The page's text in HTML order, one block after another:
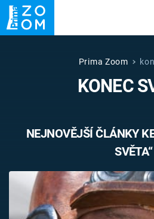
UFO
VETŘELCI DÁVNOVĚKU
Témata
Prima Zoom
KONEC
NEJNOVĚJŠÍ ČLÁNKY
SVĚTA“